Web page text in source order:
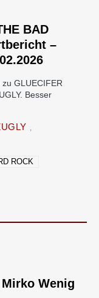
BAD
–
GLUECIFER
Besser
ROCK
Wenig